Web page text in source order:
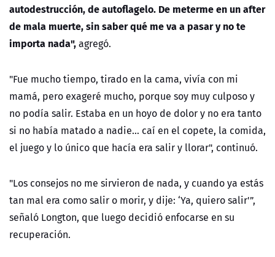
autodestrucción, de autoflagelo. De meterme en un after
de mala muerte, sin saber qué me va a pasar y no te
importa nada",agregó.
"Fue mucho tiempo, tirado en la cama, vivía con mi
mamá, pero exageré mucho, porque soy muy culposo y
no podía salir. Estaba en un hoyo de dolor y no era tanto
si no había matado a nadie… caí en el copete, la comida,
el juego y lo único que hacía era salir y llorar", continuó.
"Los consejos no me sirvieron de nada, y cuando ya estás
tan mal era como salir o morir, y dije: ‘Ya, quiero salir'”,
señaló Longton, que luego decidió enfocarse en su
recuperación.